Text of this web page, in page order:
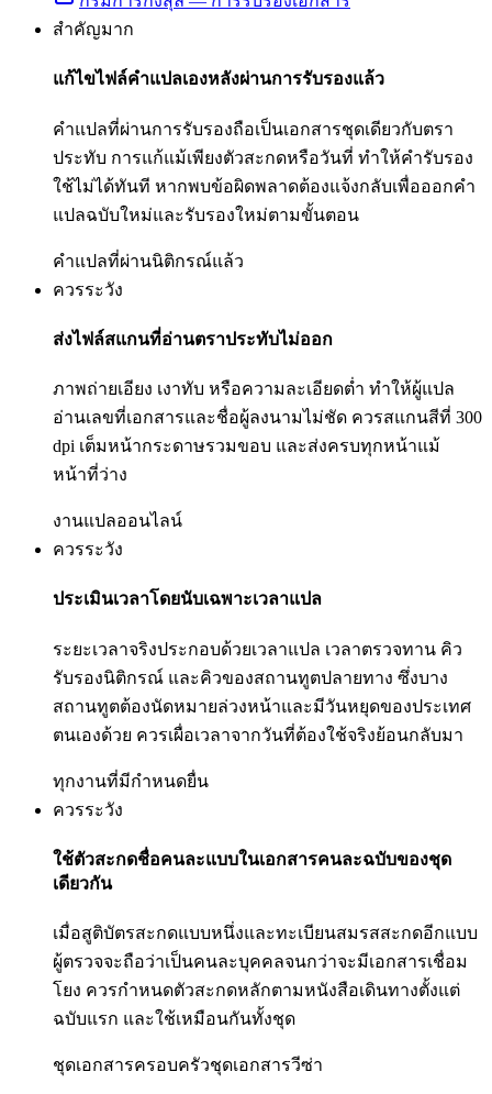
สำคัญมาก
แก้ไขไฟล์คำแปลเองหลังผ่านการรับรองแล้ว
คำแปลที่ผ่านการรับรองถือเป็นเอกสารชุดเดียวกับตรา
ประทับ การแก้แม้เพียงตัวสะกดหรือวันที่ ทำให้คำรับรอง
ใช้ไม่ได้ทันที หากพบข้อผิดพลาดต้องแจ้งกลับเพื่อออกคำ
แปลฉบับใหม่และรับรองใหม่ตามขั้นตอน
คำแปลที่ผ่านนิติกรณ์แล้ว
ควรระวัง
ส่งไฟล์สแกนที่อ่านตราประทับไม่ออก
ภาพถ่ายเอียง เงาทับ หรือความละเอียดต่ำ ทำให้ผู้แปล
อ่านเลขที่เอกสารและชื่อผู้ลงนามไม่ชัด ควรสแกนสีที่ 300
dpi เต็มหน้ากระดาษรวมขอบ และส่งครบทุกหน้าแม้
หน้าที่ว่าง
งานแปลออนไลน์
ควรระวัง
ประเมินเวลาโดยนับเฉพาะเวลาแปล
ระยะเวลาจริงประกอบด้วยเวลาแปล เวลาตรวจทาน คิว
รับรองนิติกรณ์ และคิวของสถานทูตปลายทาง ซึ่งบาง
สถานทูตต้องนัดหมายล่วงหน้าและมีวันหยุดของประเทศ
ตนเองด้วย ควรเผื่อเวลาจากวันที่ต้องใช้จริงย้อนกลับมา
ทุกงานที่มีกำหนดยื่น
ควรระวัง
ใช้ตัวสะกดชื่อคนละแบบในเอกสารคนละฉบับของชุด
เดียวกัน
เมื่อสูติบัตรสะกดแบบหนึ่งและทะเบียนสมรสสะกดอีกแบบ
ผู้ตรวจจะถือว่าเป็นคนละบุคคลจนกว่าจะมีเอกสารเชื่อม
โยง ควรกำหนดตัวสะกดหลักตามหนังสือเดินทางตั้งแต่
ฉบับแรก และใช้เหมือนกันทั้งชุด
ชุดเอกสารครอบครัวชุดเอกสารวีซ่า